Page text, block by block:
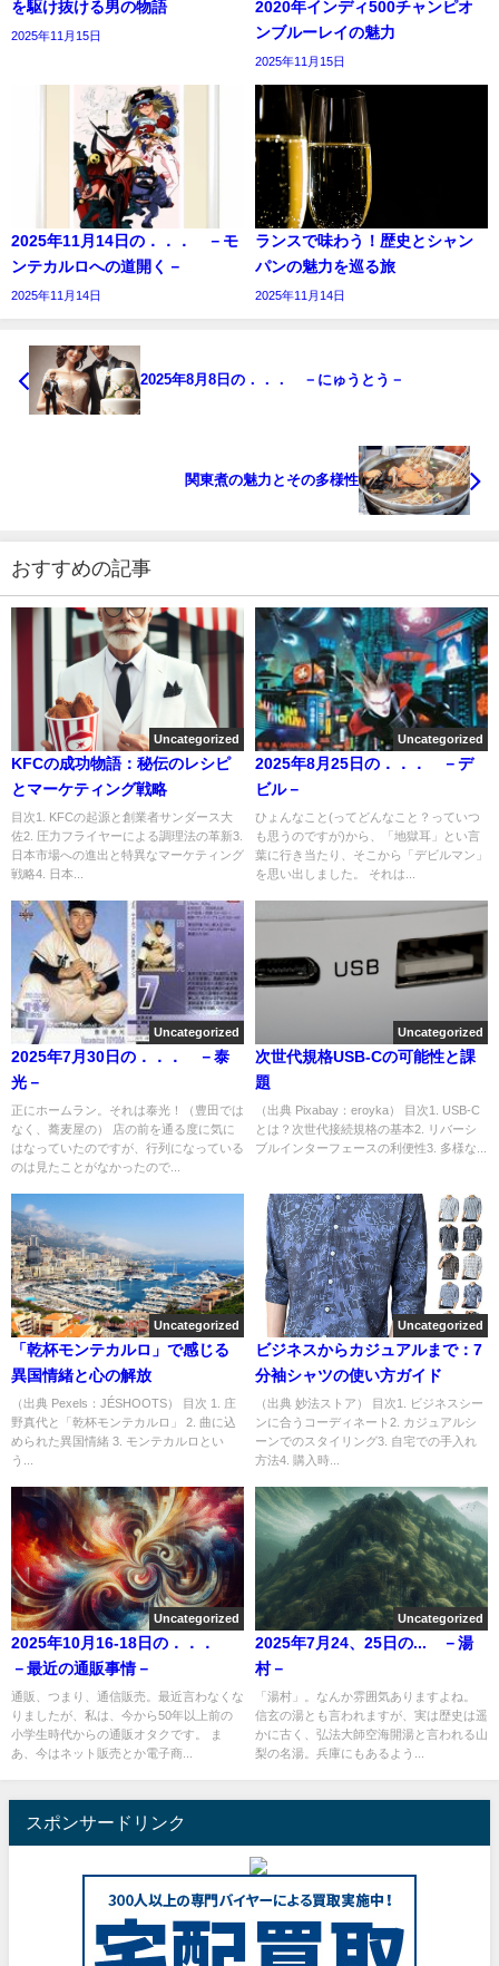
を駆け抜ける男の物語
2025年11月15日
2020年インディ500チャンピオ
ンブルーレイの魅力
2025年11月15日
2025年11月14日の．．． －モ
ンテカルロへの道開く－
2025年11月14日
ランスで味わう！歴史とシャン
パンの魅力を巡る旅
2025年11月14日
2025年8月8日の．．． －にゅうとう－
関東煮の魅力とその多様性
おすすめの記事
Uncategorized
KFCの成功物語：秘伝のレシピ
とマーケティング戦略
目次1. KFCの起源と創業者サンダース大
佐2. 圧力フライヤーによる調理法の革新3.
日本市場への進出と特異なマーケティング
戦略4. 日本...
Uncategorized
2025年8月25日の．．． －デ
ビル－
ひょんなこと(ってどんなこと？っていつ
も思うのですが)から、「地獄耳」とい言
葉に行き当たり、そこから「デビルマン」
を思い出しました。 それは...
Uncategorized
2025年7月30日の．．． －泰
光－
正にホームラン。それは泰光！（豊田では
なく、蕎麦屋の） 店の前を通る度に気に
はなっていたのですが、行列になっている
のは見たことがなかったので...
Uncategorized
次世代規格USB-Cの可能性と課
題
（出典 Pixabay：eroyka） 目次1. USB-C
とは？次世代接続規格の基本2. リバーシ
ブルインターフェースの利便性3. 多様な...
Uncategorized
「乾杯モンテカルロ」で感じる
異国情緒と心の解放
（出典 Pexels：JÉSHOOTS） 目次 1. 庄
野真代と「乾杯モンテカルロ」 2. 曲に込
められた異国情緒 3. モンテカルロとい
う...
Uncategorized
ビジネスからカジュアルまで：7
分袖シャツの使い方ガイド
（出典 妙法ストア） 目次1. ビジネスシー
ンに合うコーディネート2. カジュアルシ
ーンでのスタイリング3. 自宅での手入れ
方法4. 購入時...
Uncategorized
2025年10月16-18日の．．．
－最近の通販事情－
通販、つまり、通信販売。最近言わなくな
りましたが、私は、今から50年以上前の
小学生時代からの通販オタクです。 ま
あ、今はネット販売とか電子商...
Uncategorized
2025年7月24、25日の... －湯
村－
「湯村」。なんか雰囲気ありますよね。
信玄の湯とも言われますが、実は歴史は遥
かに古く、弘法大師空海開湯と言われる山
梨の名湯。兵庫にもあるよう...
スポンサードリンク